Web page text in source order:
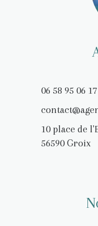
06 58 95 06 17
10 place de
56590 Groix